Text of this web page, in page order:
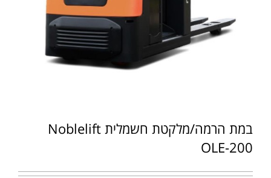
במת הרמה/מלקטת חשמלית Noblelift
OLE-200